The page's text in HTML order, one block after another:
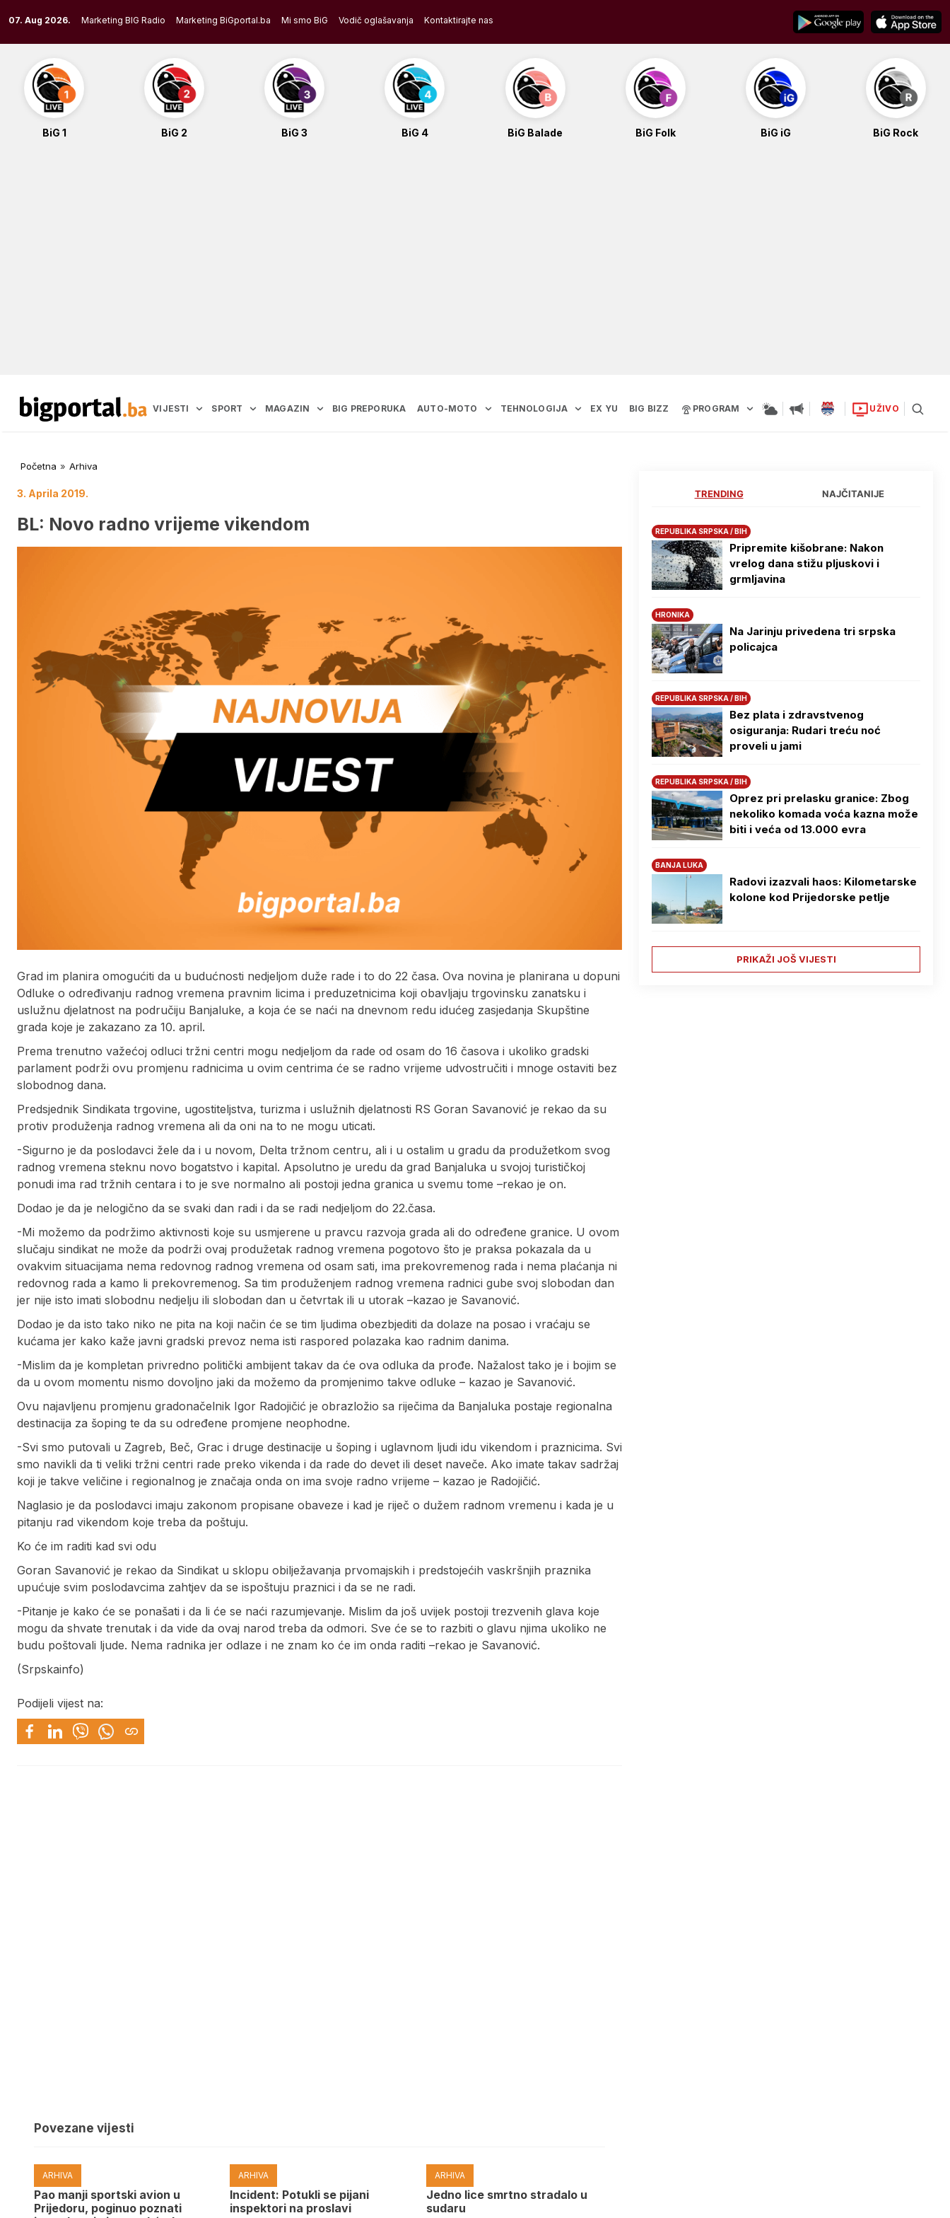
to
content
07. Aug 2026. Marketing BIG Radio Marketing BiGportal.ba Mi smo BiG Vodič oglašavanja Kontaktirajte nas
BiG 1 BiG 2 BiG 3 BiG 4 BiG Balade BiG Folk BiG iG BiG Rock
VIJESTI SPORT MAGAZIN BIG PREPORUKA AUTO-MOTO TEHNOLOGIJA EX YU BIG BIZZ PROGRAM UŽIVO
Početna » Arhiva
3. Aprila 2019.
BL: Novo radno vrijeme vikendom
Grad im planira omogućiti da u budućnosti nedjeljom duže rade i to do 22 časa. Ova novina je planirana u dopuni
Odluke o određivanju radnog vremena pravnim licima i preduzetnicima koji obavljaju trgovinsku zanatsku i
uslužnu djelatnost na područiju Banjaluke, a koja će se naći na dnevnom redu idućeg zasjedanja Skupštine
grada koje je zakazano za 10. april.
Prema trenutno važećoj odluci tržni centri mogu nedjeljom da rade od osam do 16 časova i ukoliko gradski
parlament podrži ovu promjenu radnicima u ovim centrima će se radno vrijeme udvostručiti i mnoge ostaviti bez
slobodnog dana.
Predsjednik Sindikata trgovine, ugostiteljstva, turizma i uslužnih djelatnosti RS Goran Savanović je rekao da su
protiv produženja radnog vremena ali da oni na to ne mogu uticati.
-Sigurno je da poslodavci žele da i u novom, Delta tržnom centru, ali i u ostalim u gradu da produžetkom svog
radnog vremena steknu novo bogatstvo i kapital. Apsolutno je uredu da grad Banjaluka u svojoj turističkoj
ponudi ima rad tržnih centara i to je sve normalno ali postoji jedna granica u svemu tome –rekao je on.
Dodao je da je nelogično da se svaki dan radi i da se radi nedjeljom do 22.časa.
-Mi možemo da podržimo aktivnosti koje su usmjerene u pravcu razvoja grada ali do određene granice. U ovom
slučaju sindikat ne može da podrži ovaj produžetak radnog vremena pogotovo što je praksa pokazala da u
ovakvim situacijama nema redovnog radnog vremena od osam sati, ima prekovremenog rada i nema plaćanja ni
redovnog rada a kamo li prekovremenog. Sa tim produženjem radnog vremena radnici gube svoj slobodan dan
jer nije isto imati slobodnu nedjelju ili slobodan dan u četvrtak ili u utorak –kazao je Savanović.
Dodao je da isto tako niko ne pita na koji način će se tim ljudima obezbjediti da dolaze na posao i vraćaju se
kućama jer kako kaže javni gradski prevoz nema isti raspored polazaka kao radnim danima.
-Mislim da je kompletan privredno politički ambijent takav da će ova odluka da prođe. Nažalost tako je i bojim se
da u ovom momentu nismo dovoljno jaki da možemo da promjenimo takve odluke – kazao je Savanović.
Ovu najavljenu promjenu gradonačelnik Igor Radojičić je obrazložio sa riječima da Banjaluka postaje regionalna
destinacija za šoping te da su određene promjene neophodne.
-Svi smo putovali u Zagreb, Beč, Grac i druge destinacije u šoping i uglavnom ljudi idu vikendom i praznicima. Svi
smo navikli da ti veliki tržni centri rade preko vikenda i da rade do devet ili deset naveče. Ako imate takav sadržaj
koji je takve veličine i regionalnog je značaja onda on ima svoje radno vrijeme – kazao je Radojičić.
Naglasio je da poslodavci imaju zakonom propisane obaveze i kad je riječ o dužem radnom vremenu i kada je u
pitanju rad vikendom koje treba da poštuju.
Ko će im raditi kad svi odu
Goran Savanović je rekao da Sindikat u sklopu obilježavanja prvomajskih i predstojećih vaskršnjih praznika
upućuje svim poslodavcima zahtjev da se ispoštuju praznici i da se ne radi.
-Pitanje je kako će se ponašati i da li će se naći razumjevanje. Mislim da još uvijek postoji trezvenih glava koje
mogu da shvate trenutak i da vide da ovaj narod treba da odmori. Sve će se to razbiti o glavu njima ukoliko ne
budu poštovali ljude. Nema radnika jer odlaze i ne znam ko će im onda raditi –rekao je Savanović.
(Srpskainfo)
Podijeli vijest na:
Povezane vijesti
ARHIVA
Pao manji sportski avion u
Prijedoru, poginuo poznati
ARHIVA
Incident: Potukli se pijani
inspektori na proslavi
ARHIVA
Јedno lice smrtno stradalo u
sudaru
TRENDING NAJČITANIJE
REPUBLIKA SRPSKA / BIH
Pripremite kišobrane: Nakon
vrelog dana stižu pljuskovi i
grmljavina
HRONIKA
Na Јarinju privedena tri srpska
policajca
REPUBLIKA SRPSKA / BIH
Bez plata i zdravstvenog
osiguranja: Rudari treću noć
proveli u jami
REPUBLIKA SRPSKA / BIH
Oprez pri prelasku granice: Zbog
nekoliko komada voća kazna može
biti i veća od 13.000 evra
BANJA LUKA
Radovi izazvali haos: Kilometarske
kolone kod Prijedorske petlje
PRIKAŽI JOŠ VIJESTI